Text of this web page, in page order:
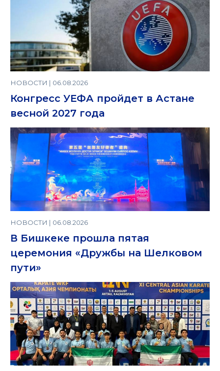
НОВОСТИ | 06.08.2026
Конгресс УЕФА пройдет в Астане
весной 2027 года
НОВОСТИ | 06.08.2026
В Бишкеке прошла пятая
церемония «Дружбы на Шелковом
пути»